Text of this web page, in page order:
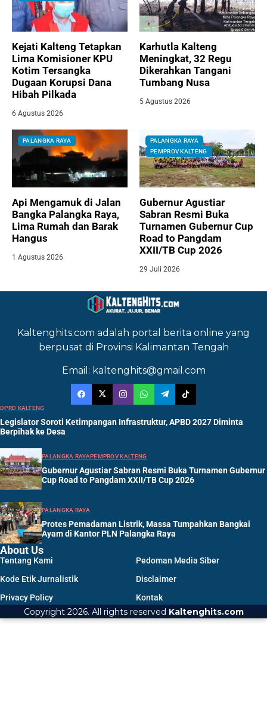
Kejati Kalteng Tetapkan
Lima Komisioner KPU
Kotim Tersangka
Dugaan Korupsi Dana
Hibah Pilkada
6 Agustus 2026
Karhutla Kalteng
Meningkat, 32 Regu
Dikerahkan Tangani
Tumbang Nusa
5 Agustus 2026
PALANGKA RAYA
Api Mengamuk di Jalan
Bangka Palangka Raya,
Lima Rumah dan Barak
Hangus
1 Agustus 2026
PALANGKA RAYA
PEMPROV KALTENG
Gubernur Agustiar
Sabran Resmi Buka
Turnamen Gubernur Cup
Road to Pangdam
XXII/TB Cup 2026
29 Juli 2026
Kaltenghits.com adalah portal berita online yang
berpusat di Provinsi Kalimantan Tengah
Email: kaltenghits@gmail.com
DPRD KALTENG
Legislator Soroti Ketimpangan Infrastruktur, APBD 2027 Diminta
Berpihak ke Desa
PALANGKA RAYAPEMPROV KALTENG
Gubernur Agustiar Sabran Resmi Buka Turnamen Gubernur
Cup Road to Pangdam XXII/TB Cup 2026
PALANGKA RAYA
Protes Pemadaman Listrik, Massa Tumpahkan Bangkai
Ayam di Kantor PLN Palangka Raya
About Us
Tentang Kami
Pedoman Media Siber
Kode Etik Jurnalistik
Disclaimer
Privacy Policy
Kontak
Copyright 2026. All rights reserved Kaltenghits.com